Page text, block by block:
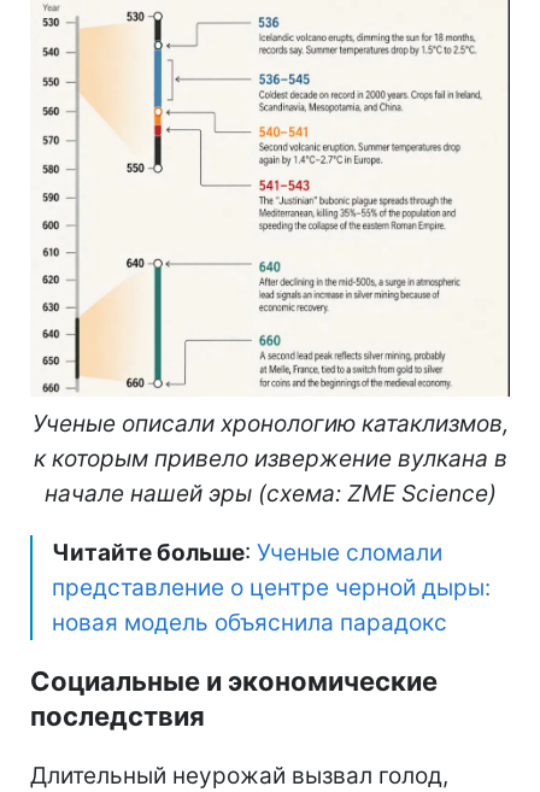
Ученые описали хронологию катаклизмов,
к которым привело извержение вулкана в
начале нашей эры (схема: ZME Science)
Читайте больше: Ученые сломали
представление о центре черной дыры:
новая модель объяснила парадокс
Социальные и экономические
последствия
Длительный неурожай вызвал голод,